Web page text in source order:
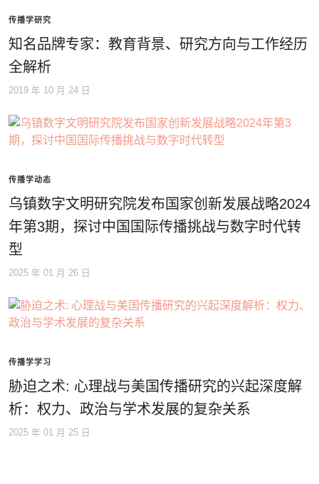
传播学研究
知名品牌专家：教育背景、研究方向与工作经历
全解析
2019 年 10 月 24 日
传播学动态
乌镇数字文明研究院发布国家创新发展战略2024
年第3期，探讨中国国际传播挑战与数字时代转
型
2025 年 01 月 26 日
传播学学习
胁迫之术: 心理战与美国传播研究的兴起深度解
析：权力、政治与学术发展的复杂关系
2025 年 01 月 25 日